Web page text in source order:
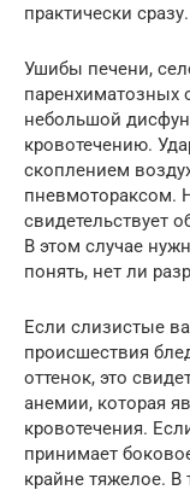
практически сразу.
Ушибы печени,
паренхиматозных
небольшой
кровотечению.
скоплением
пневмотораксом.
свидетельствует
В этом случае
понять, нет ли
Если слизистые
происшествия
оттенок, это
анемии, которая
кровотечения.
принимает
крайне тяжелое.